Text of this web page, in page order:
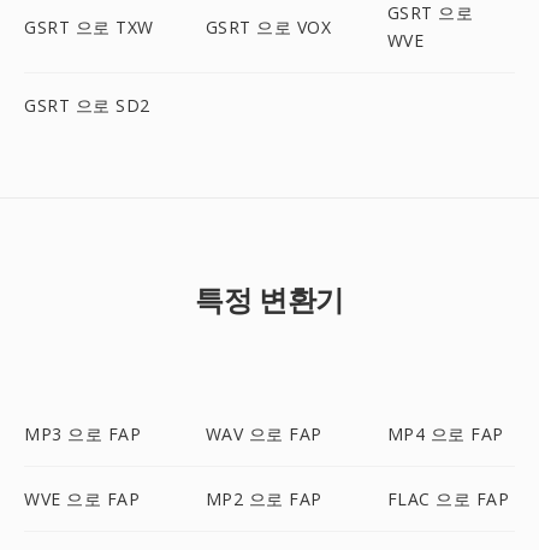
GSRT 으로 TXW GSRT 으로 VOX
GSRT 으로
WVE
GSRT 으로 SD2
특정 변환기
MP3 으로 FAP WAV 으로 FAP MP4 으로 FAP
WVE 으로 FAP MP2 으로 FAP FLAC 으로 FAP